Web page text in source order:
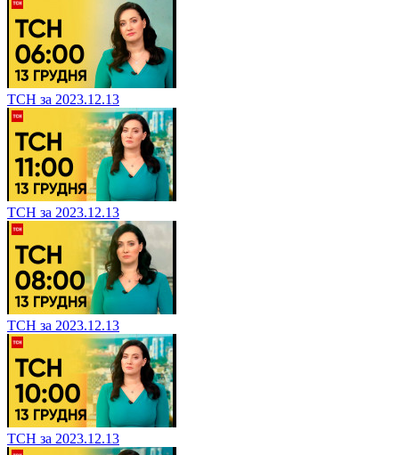
ТСН за 2023.12.13
ТСН за 2023.12.13
ТСН за 2023.12.13
ТСН за 2023.12.13